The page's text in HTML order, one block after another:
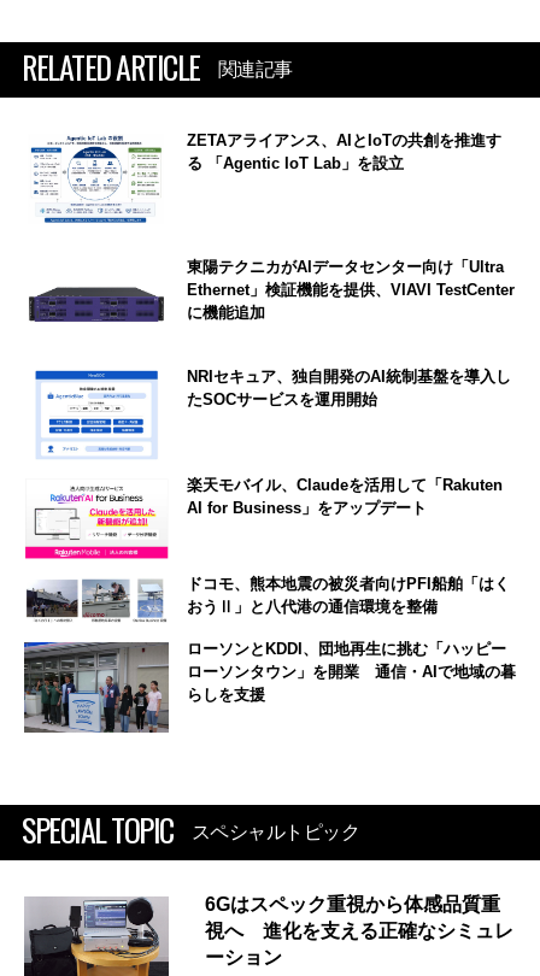
RELATED ARTICLE 関連記事
ZETAアライアンス、AIとIoTの共創を推進す
る 「Agentic IoT Lab」を設立
東陽テクニカがAIデータセンター向け「Ultra
Ethernet」検証機能を提供、VIAVI TestCenter
に機能追加
NRIセキュア、独自開発のAI統制基盤を導入し
たSOCサービスを運用開始
楽天モバイル、Claudeを活用して「Rakuten
AI for Business」をアップデート
ドコモ、熊本地震の被災者向けPFI船舶「はく
おうⅡ」と八代港の通信環境を整備
ローソンとKDDI、団地再生に挑む「ハッピー
ローソンタウン」を開業 通信・AIで地域の暮
らしを支援
SPECIAL TOPIC スペシャルトピック
6Gはスペック重視から体感品質重
視へ 進化を支える正確なシミュレ
ーション